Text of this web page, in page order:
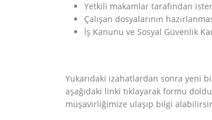
Yetkili makamlar tarafından
Çalışan dosyalarının
İş Kanunu ve Sosyal Güvenlik
Yukarıdaki izahatlardan sonra yeni
aşağıdaki linki tıklayarak formu
müşavirliğimize ulaşıp bilgi